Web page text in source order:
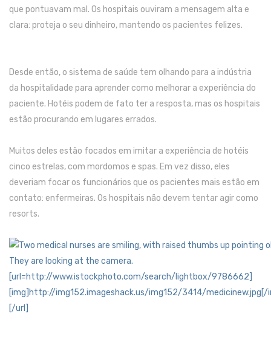
que pontuavam mal. Os hospitais ouviram a mensagem alta e
clara: proteja o seu dinheiro, mantendo os pacientes felizes.
Desde então, o sistema de saúde tem olhando para a indústria
da hospitalidade para aprender como melhorar a experiência do
paciente. Hotéis podem de fato ter a resposta, mas os hospitais
estão procurando em lugares errados.
Muitos deles estão focados em imitar a experiência de hotéis
cinco estrelas, com mordomos e spas. Em vez disso, eles
deveriam focar os funcionários que os pacientes mais estão em
contato: enfermeiras. Os hospitais não devem tentar agir como
resorts.